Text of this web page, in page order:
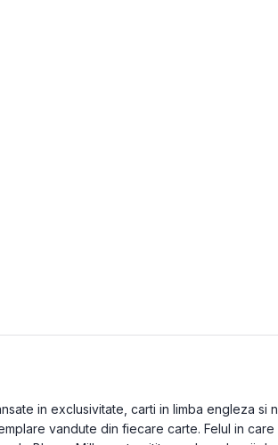
in exclusivitate, carti in limba engleza si
vandute din fiecare carte. Felul in care